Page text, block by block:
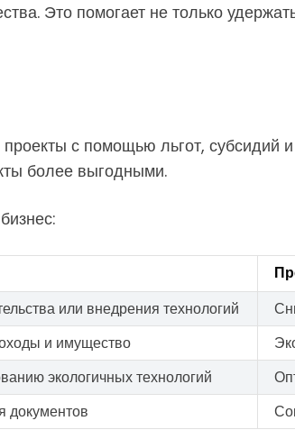
Это помогает не только
с помощью льгот, субсидий
более выгодными.
или внедрения технологий
и имущество
экологичных технологий
документов